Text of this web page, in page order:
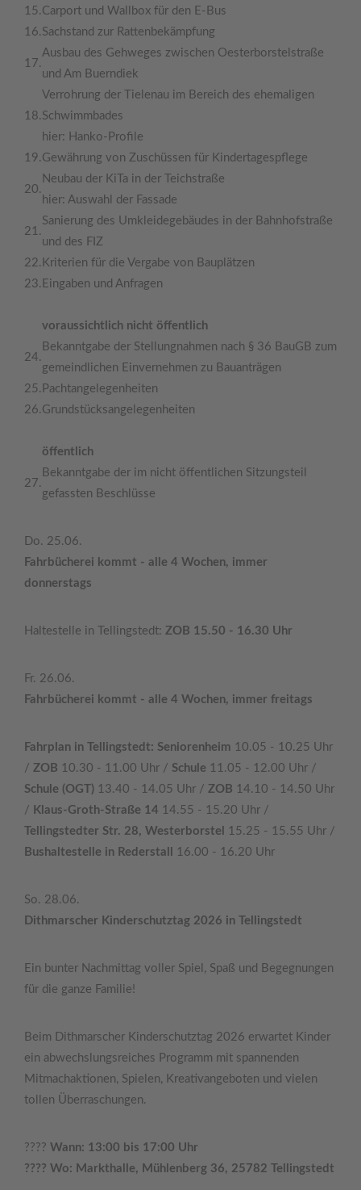
15. Carport und Wallbox für den E-Bus
16. Sachstand zur Rattenbekämpfung
17.
Ausbau des Gehweges zwischen Oesterborstelstraße
und Am Buerndiek
18.
Verrohrung der Tielenau im Bereich des ehemaligen
Schwimmbades
hier: Hanko-Profile
19. Gewährung von Zuschüssen für Kindertagespflege
20.
Neubau der KiTa in der Teichstraße
hier: Auswahl der Fassade
21.
Sanierung des Umkleidegebäudes in der Bahnhofstraße
und des FIZ
22. Kriterien für die Vergabe von Bauplätzen
23. Eingaben und Anfragen
voraussichtlich nicht öffentlich
24.
Bekanntgabe der Stellungnahmen nach § 36 BauGB zum
gemeindlichen Einvernehmen zu Bauanträgen
25. Pachtangelegenheiten
26. Grundstücksangelegenheiten
öffentlich
27.
Bekanntgabe der im nicht öffentlichen Sitzungsteil
gefassten Beschlüsse
Do. 25.06.
Fahrbücherei kommt - alle 4 Wochen, immer
donnerstags
Haltestelle in Tellingstedt: ZOB 15.50 - 16.30 Uhr
Fr. 26.06.
Fahrbücherei kommt - alle 4 Wochen, immer freitags
Fahrplan in Tellingstedt: Seniorenheim 10.05 - 10.25 Uhr
/ ZOB 10.30 - 11.00 Uhr / Schule 11.05 - 12.00 Uhr /
Schule (OGT) 13.40 - 14.05 Uhr / ZOB 14.10 - 14.50 Uhr
/ Klaus-Groth-Straße 14 14.55 - 15.20 Uhr /
Tellingstedter Str. 28, Westerborstel
15.25 - 15.55 Uhr /
Bushaltestelle in Rederstall
16.00 - 16.20 Uhr
So. 28.06.
Dithmarscher Kinderschutztag 2026 in Tellingstedt
Ein bunter Nachmittag voller Spiel, Spaß und Begegnungen
für die ganze Familie!
Beim Dithmarscher Kinderschutztag 2026 erwartet Kinder
ein abwechslungsreiches Programm mit spannenden
Mitmachaktionen, Spielen, Kreativangeboten und vielen
tollen Überraschungen.
???? Wann: 13:00 bis 17:00 Uhr
???? Wo: Markthalle, Mühlenberg 36, 25782 Tellingstedt